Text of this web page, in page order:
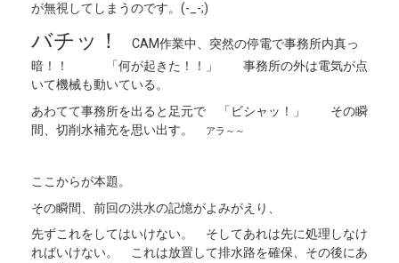
が無視してしまうのです。(-_-;)
バチッ！
CAM作業中、突然の停電で事務所内真っ
暗！！ 「何が起きた！！」 事務所の外は電気が点
いて機械も動いている。
あわてて事務所を出ると足元で 「ビシャッ！」 その瞬
間、切削水補充を思い出す。
アラ～～
ここからが本題。
その瞬間、前回の洪水の記憶がよみがえり、
先ずこれをしてはいけない。 そしてあれは先に処理しなけ
ればいけない。 これは放置して排水路を確保、その後にあ